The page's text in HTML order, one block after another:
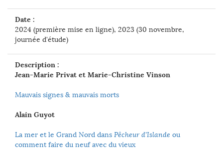
Date :
2024 (première mise en ligne), 2023 (30 novembre,
journée d'étude)
Description :
Jean-Marie Privat et Marie-Christine Vinson
Mauvais signes & mauvais morts
Alain Guyot
La mer et le Grand Nord dans Pêcheur d’Islande ou
comment faire du neuf avec du vieux